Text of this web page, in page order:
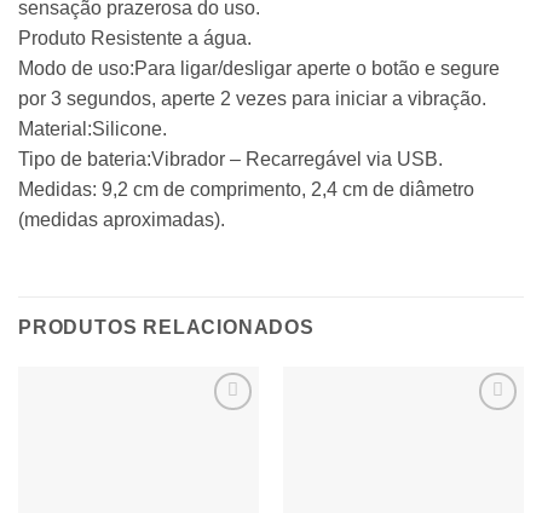
sensação prazerosa do uso.
Produto Resistente a água.
Modo de uso:Para ligar/desligar aperte o botão e segure
por 3 segundos, aperte 2 vezes para iniciar a vibração.
Material:Silicone.
Tipo de bateria:Vibrador – Recarregável via USB.
Medidas: 9,2 cm de comprimento, 2,4 cm de diâmetro
(medidas aproximadas).
PRODUTOS RELACIONADOS